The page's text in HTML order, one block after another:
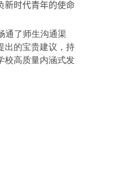
新时代青年的使命
通了师生沟通渠
出的宝贵建议，持
校高质量内涵式发